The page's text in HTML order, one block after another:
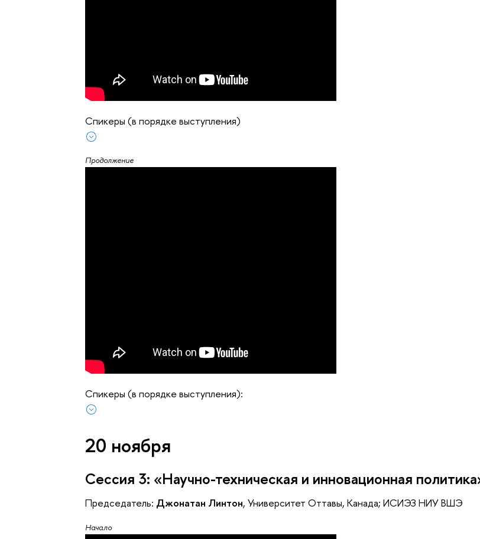
Спикеры (в порядке выступления)
Продолжение
Спикеры (в порядке выступления):
20 ноября
Сессия 3: «Научно-техническая и инновационная
Председатель: Джонатан Линтон, Университет Оттавы, Канада; ИСИЭЗ НИУ ВШЭ
Начало